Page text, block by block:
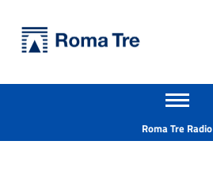
Orientarsi a Roma tre Online - Università Roma Tre
Apri il menu secondario
Roma Tre Radio